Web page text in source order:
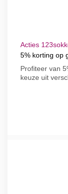
Acties
5% korting op
Profiteer van
keuze uit